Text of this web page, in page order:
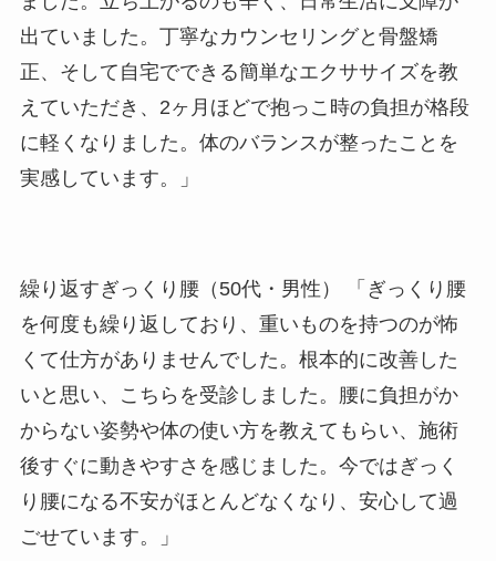
出ていました。丁寧なカウンセリングと骨盤矯
正、そして自宅でできる簡単なエクササイズを教
えていただき、2ヶ月ほどで抱っこ時の負担が格段
に軽くなりました。体のバランスが整ったことを
実感しています。」
繰り返すぎっくり腰（50代・男性 ） 「ぎっくり腰
を何度も繰り返しており、重いものを持つのが怖
くて仕方がありませんでした。根本的に改善した
いと思い、こちらを受診しました。腰に負担がか
からない姿勢や体の使い方を教えてもらい、施術
後すぐに動きやすさを感じました。今ではぎっく
り腰になる不安がほとんどなくなり、安心して過
ごせています。」